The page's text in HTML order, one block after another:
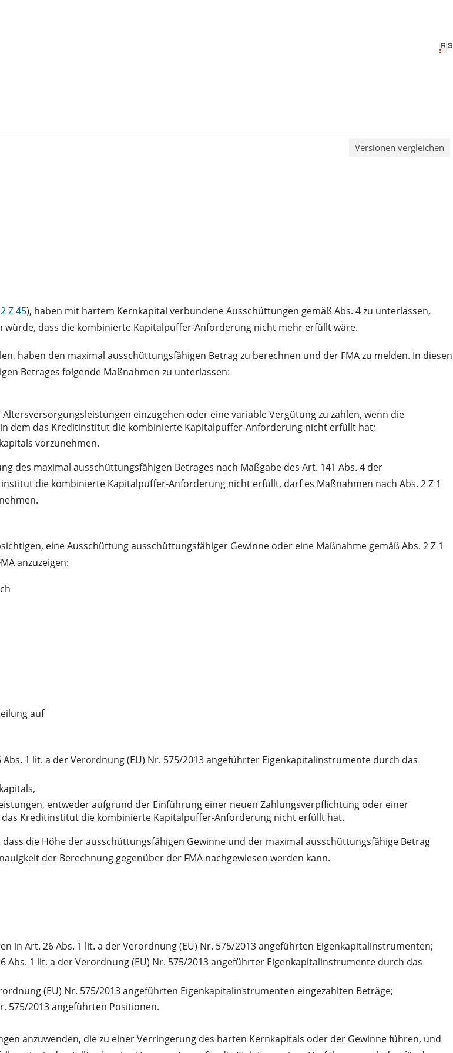
Versionen vergleichen
Z 45), haben mit hartem Kernkapital verbundene Ausschüttungen gemäß Abs. 4 zu unterlassen,
dass die kombinierte Kapitalpuffer-Anforderung nicht mehr erfüllt wäre.
haben den maximal ausschüttungsfähigen Betrag zu berechnen und der FMA zu melden. In diesen
Betrages folgende Maßnahmen zu unterlassen:
einzugehen oder eine variable Vergütung zu zahlen, wenn die
dem das Kreditinstitut die kombinierte Kapitalpuffer-Anforderung nicht erfüllt hat;
vorzunehmen.
des maximal ausschüttungsfähigen Betrages nach Maßgabe des Art. 141 Abs. 4 der
die kombinierte Kapitalpuffer-Anforderung nicht erfüllt, darf es Maßnahmen nach Abs. 2 Z 1
eine Ausschüttung ausschüttungsfähiger Gewinne oder eine Maßnahme gemäß Abs. 2 Z 1
anzuzeigen:
auf
1 lit. a der Verordnung (EU) Nr. 575/2013 angeführter Eigenkapitalinstrumente durch das
entweder aufgrund der Einführung einer neuen Zahlungsverpflichtung oder einer
Kreditinstitut die kombinierte Kapitalpuffer-Anforderung nicht erfüllt hat.
die Höhe der ausschüttungsfähigen Gewinne und der maximal ausschüttungsfähige Betrag
der Berechnung gegenüber der FMA nachgewiesen werden kann.
in Art. 26 Abs. 1 lit. a der Verordnung (EU) Nr. 575/2013 angeführten Eigenkapitalinstrumenten;
1 lit. a der Verordnung (EU) Nr. 575/2013 angeführter Eigenkapitalinstrumente durch das
(EU) Nr. 575/2013 angeführten Eigenkapitalinstrumenten eingezahlten Beträge;
575/2013 angeführten Positionen.
anzuwenden, die zu einer Verringerung des harten Kernkapitals oder der Gewinne führen, und